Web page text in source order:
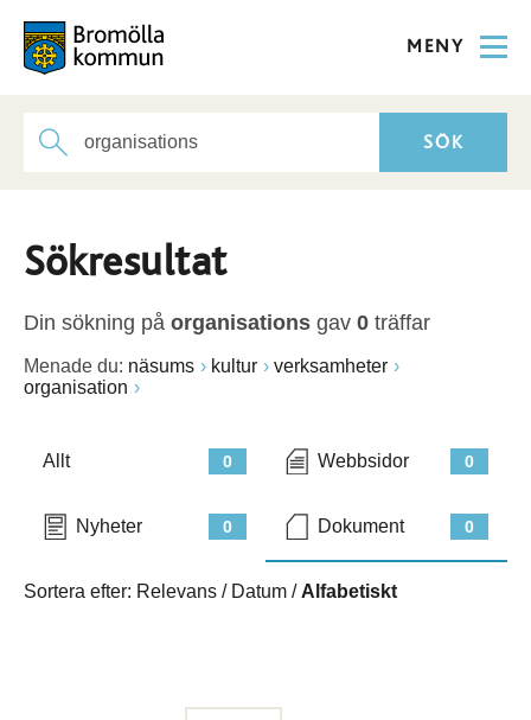
MENY
Sökresultat
Din sökning på organisations gav 0 träffar
Menade du: näsums kultur
verksamheter
organisation
0
Allt 0
Webbsidor
0
Nyheter 0
Dokument
Sortera efter: Relevans / Datum / Alfabetiskt